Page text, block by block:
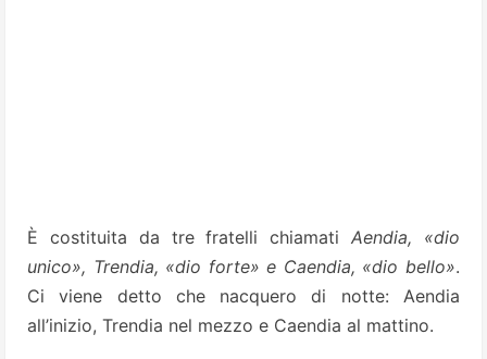
È costituita da tre fratelli chiamatiAendia, «dio
unico», Trendia, «dio forte» e Caendia, «dio bello».
Ci viene detto che nacquero di notte: Aendia
all’inizio, Trendia nel mezzo e Caendia al mattino.